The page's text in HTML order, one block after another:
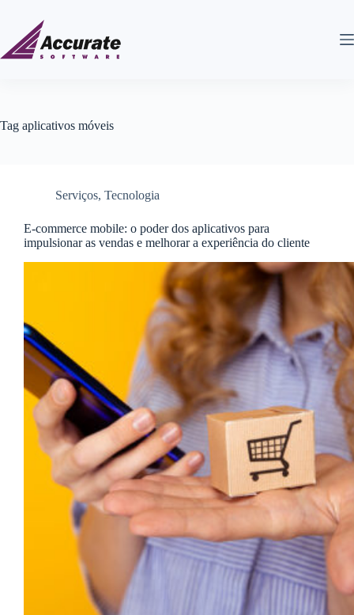
Tag aplicativos móveis
Serviços, Tecnologia
E-commerce mobile: o poder dos aplicativos para
impulsionar as vendas e melhorar a experiência do cliente